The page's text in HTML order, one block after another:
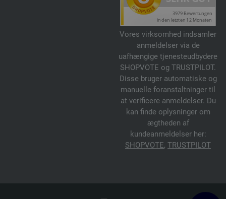
Vores virksomhed indsamler
anmeldelser via de
uafhængige tjenesteudbydere
SHOPVOTE og TRUSTPILOT.
Disse bruger automatiske og
manuelle foranstaltninger til
at verificere anmeldelser. Du
kan finde oplysninger om
ægtheden af
kundeanmeldelser her:
SHOPVOTE, TRUSTPILOT